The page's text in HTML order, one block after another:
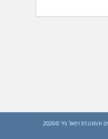
כל הזכויות שמורות לאיגוד המהנדסים והמהנדס רפאל גיל ©2026